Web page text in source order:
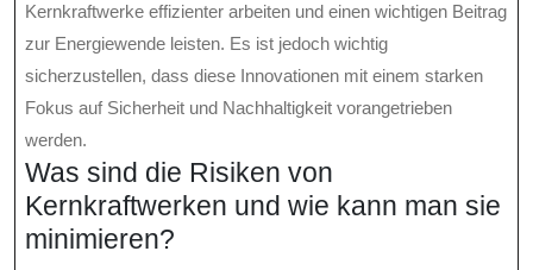
Kernkraftwerke effizienter arbeiten und einen wichtigen Beitrag
zur Energiewende leisten. Es ist jedoch wichtig
sicherzustellen, dass diese Innovationen mit einem starken
Fokus auf Sicherheit und Nachhaltigkeit vorangetrieben
werden.
Was sind die Risiken von
Kernkraftwerken und wie kann man sie
minimieren?